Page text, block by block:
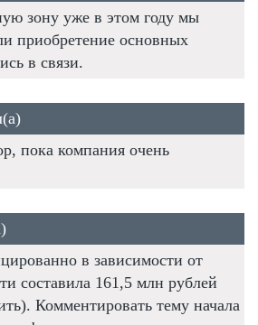
зону уже в этом году мы
приобретение основных
в связи.
пока компания очень
в зависимости от
составила 161,5 млн рублей
Комментировать тему начала